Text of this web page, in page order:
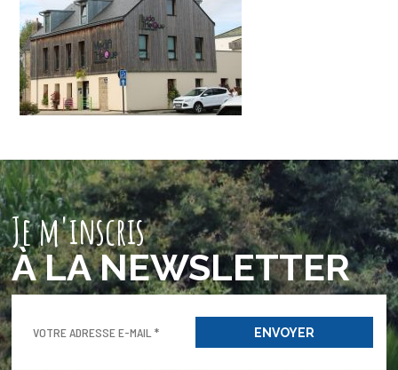
Je m'inscris
À LA NEWSLETTER